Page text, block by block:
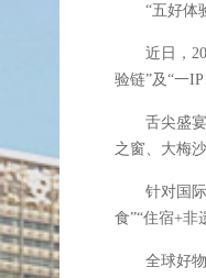
“五好体验
近日，
验链”及“一
舌尖盛宴打
之窗、大梅
针对国际游
食”“住宿+非
全球好物“